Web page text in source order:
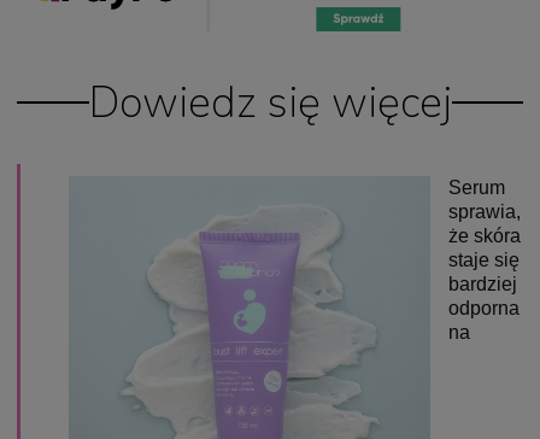
Dowiedz się więcej
Serum
sprawia,
że skóra
staje się
bardziej
odporna
na